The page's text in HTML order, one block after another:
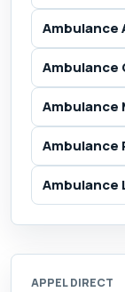
Ambulance
Ambulance
Ambulance
Ambulance
Ambulance
APPEL DIRECT